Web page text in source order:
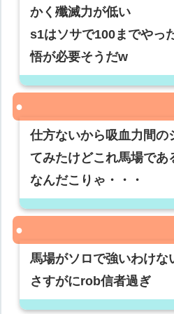
かく殲滅力が低い
s1はソサで100までやっ
悟が必要そうだw
仕方ないから吸血力間の
てみたけどこれ馬場であ
なんだこりゃ・・・
馬場がソロで強いわけな
さすがにrob信者過ぎ